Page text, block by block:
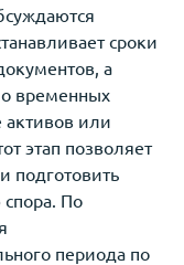
сроки
а
о временных
или
этап позволяет
подготовить
По
периода по